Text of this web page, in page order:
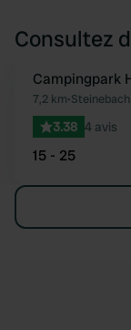
Consultez
Campingpark
7,2 km•
3.38 4 avis
15 - 25